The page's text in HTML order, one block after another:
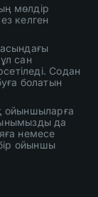
мөлдір
келген
сан
Содан
болатын
ойыншыларға
да
немесе
ойыншы